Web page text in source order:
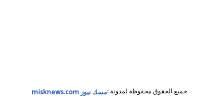
جميع الحقوق محفوظة لمدونة :مسك نيوز misknews.com